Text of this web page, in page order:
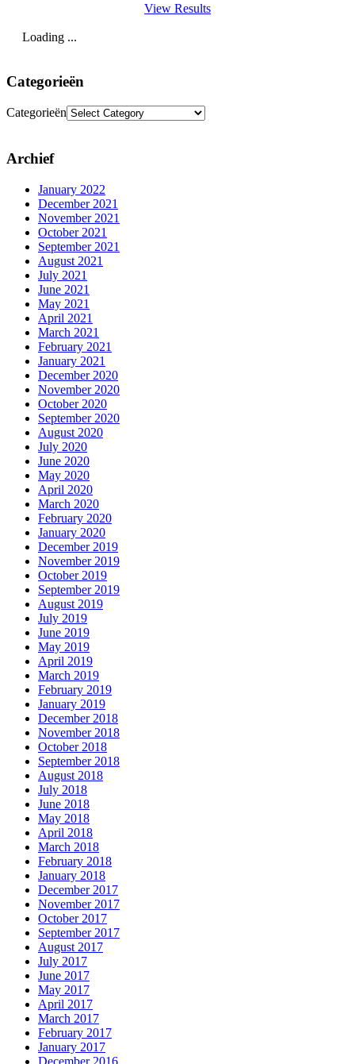
View Results
Loading ...
Categorieën
Categorieën
Archief
January 2022
December 2021
November 2021
October 2021
September 2021
August 2021
July 2021
June 2021
May 2021
April 2021
March 2021
February 2021
January 2021
December 2020
November 2020
October 2020
September 2020
August 2020
July 2020
June 2020
May 2020
April 2020
March 2020
February 2020
January 2020
December 2019
November 2019
October 2019
September 2019
August 2019
July 2019
June 2019
May 2019
April 2019
March 2019
February 2019
January 2019
December 2018
November 2018
October 2018
September 2018
August 2018
July 2018
June 2018
May 2018
April 2018
March 2018
February 2018
January 2018
December 2017
November 2017
October 2017
September 2017
August 2017
July 2017
June 2017
May 2017
April 2017
March 2017
February 2017
January 2017
December 2016